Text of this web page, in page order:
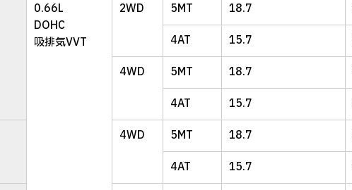
0.66L
DOHC
吸排気VVT
2WD 5MT 18.7
4AT
15.7
4WD
5MT 18.7
4AT
15.7
4WD 5MT 18.7
4AT
15.7